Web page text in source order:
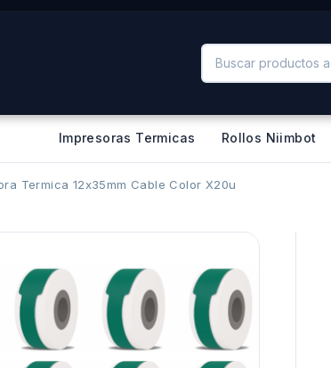
Impresoras Termicas Rollos Niimbot
Termica 12x35mm Cable Color X20u